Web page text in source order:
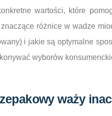
wartości, które
różnice w wadze
i jakie są optymalne
wyborów
waży